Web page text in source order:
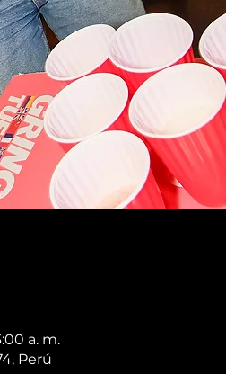
a. m.
Perú